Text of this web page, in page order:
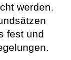
werden.
fest und